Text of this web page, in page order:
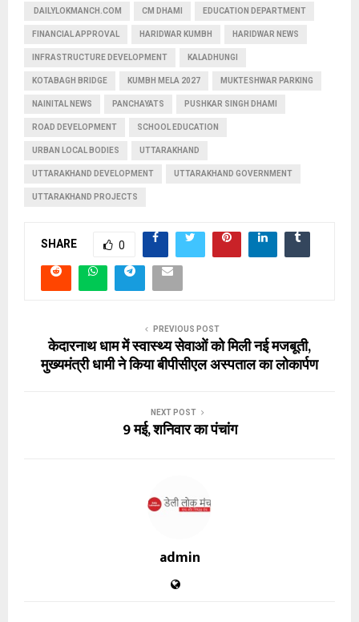
DAILYLOKMANCH.COM CM DHAMI EDUCATION DEPARTMENT
FINANCIAL APPROVAL HARIDWAR KUMBH HARIDWAR NEWS
INFRASTRUCTURE DEVELOPMENT KALADHUNGI
KOTABAGH BRIDGE KUMBH MELA 2027 MUKTESHWAR PARKING
NAINITAL NEWS PANCHAYATS PUSHKAR SINGH DHAMI
ROAD DEVELOPMENT SCHOOL EDUCATION
URBAN LOCAL BODIES UTTARAKHAND
UTTARAKHAND DEVELOPMENT UTTARAKHAND GOVERNMENT
UTTARAKHAND PROJECTS
SHARE 0
PREVIOUS POST
केदारनाथ धाम में स्वास्थ्य सेवाओं को मिली नई मजबूती,
मुख्यमंत्री धामी ने किया बीपीसीएल अस्पताल का लोकार्पण
NEXT POST
9 मई, शनिवार का पंचांग
admin